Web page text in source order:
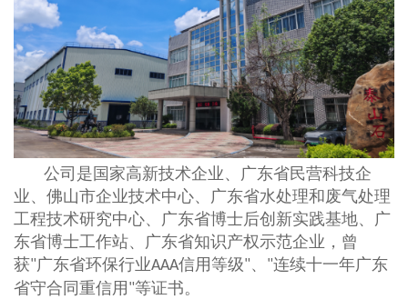
公司是国家高新技术企业、广东省民营科技企
业、佛山市企业技术中心、广东省水处理和废气处理
工程技术研究中心、广东省博士后创新实践基地、广
东省博士工作站、广东省知识产权示范企业，曾
获"广东省环保行业AAA信用等级"、 "连续十一年广东
省守合同重信用 "等证书。